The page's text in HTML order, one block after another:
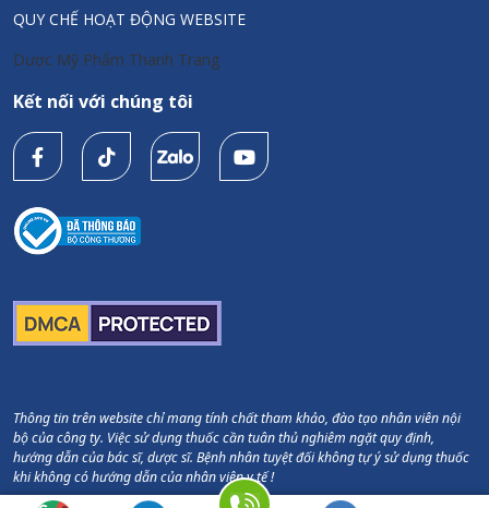
QUY CHẾ HOẠT ĐỘNG WEBSITE
Dược Mỹ Phẩm Thanh Trang
Kết nối với chúng tôi
Thông tin trên website chỉ mang tính chất tham khảo, đào tạo nhân viên nội
bộ của công ty. Việc sử dụng thuốc cần tuân thủ nghiêm ngặt quy định,
hướng dẫn của bác sĩ, dược sĩ. Bệnh nhân tuyệt đối không tự ý sử dụng thuốc
khi không có hướng dẫn của nhân viên y tế !